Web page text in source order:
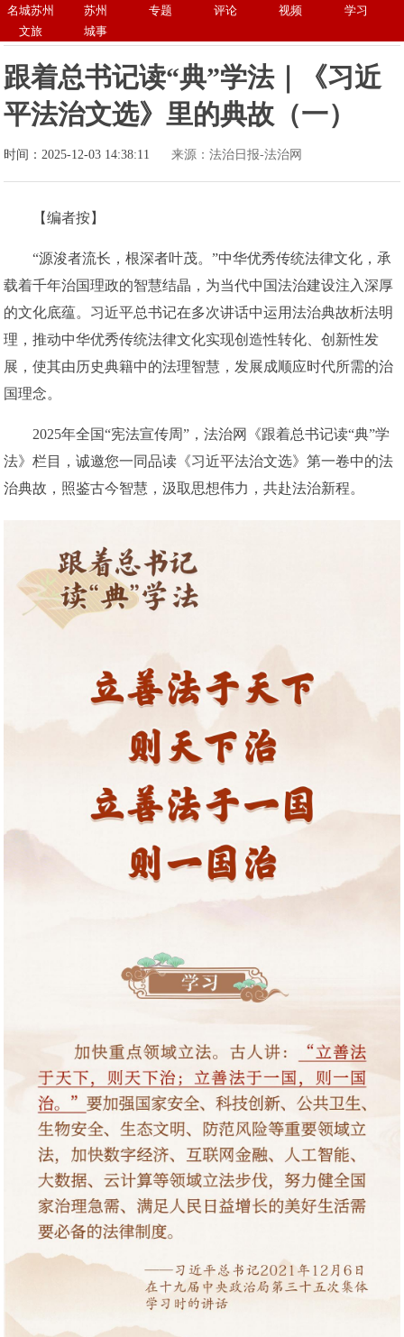
名城苏州 苏州 专题 评论 视频
学习
文旅
城事
跟着总书记读“典”学法｜《习近
平法治文选》里的典故（一）
时间：2025-12-03 14:38:11 来源：法治日报-法治网
【编者按】
“源浚者流长，根深者叶茂。”中华优秀传统法律文化，承
载着千年治国理政的智慧结晶，为当代中国法治建设注入深厚
的文化底蕴。习近平总书记在多次讲话中运用法治典故析法明
理，推动中华优秀传统法律文化实现创造性转化、创新性发
展，使其由历史典籍中的法理智慧，发展成顺应时代所需的治
国理念。
2025年全国“宪法宣传周”，法治网《跟着总书记读“典”学
法》栏目，诚邀您一同品读《习近平法治文选》第一卷中的法
治典故，照鉴古今智慧，汲取思想伟力，共赴法治新程。